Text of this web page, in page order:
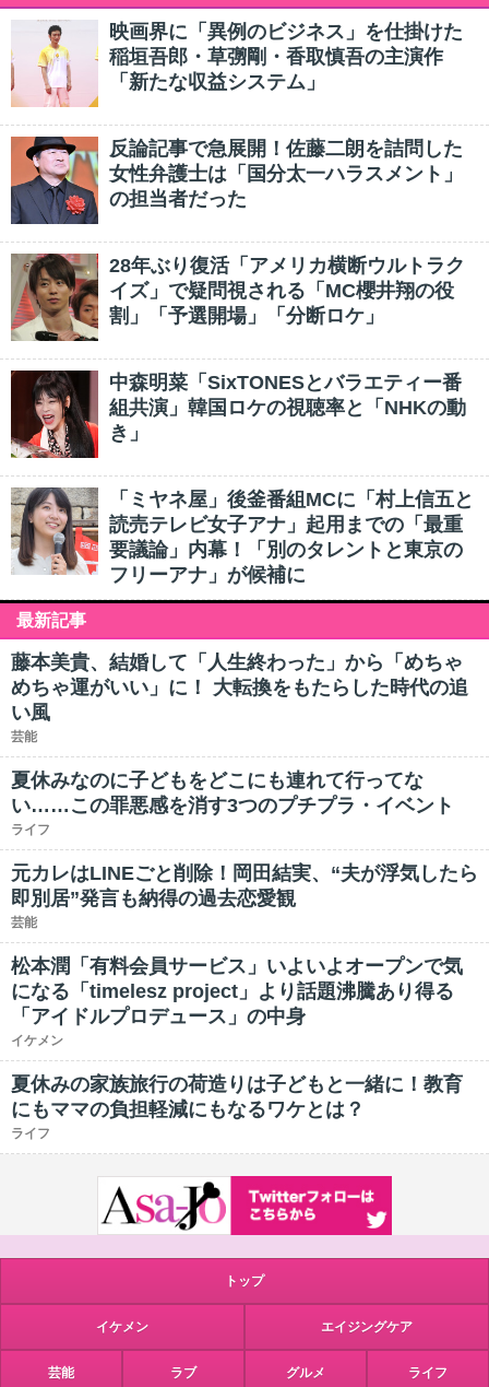
映画界に「異例のビジネス」を仕掛けた
稲垣吾郎・草彅剛・香取慎吾の主演作
「新たな収益システム」
反論記事で急展開！佐藤二朗を詰問した
女性弁護士は「国分太一ハラスメント」
の担当者だった
28年ぶり復活「アメリカ横断ウルトラク
イズ」で疑問視される「MC櫻井翔の役
割」「予選開場」「分断ロケ」
中森明菜「SixTONESとバラエティー番
組共演」韓国ロケの視聴率と「NHKの動
き」
「ミヤネ屋」後釜番組MCに「村上信五と
読売テレビ女子アナ」起用までの「最重
要議論」内幕！「別のタレントと東京の
フリーアナ」が候補に
最新記事
藤本美貴、結婚して「人生終わった」から「めちゃ
めちゃ運がいい」に！ 大転換をもたらした時代の追
い風
芸能
夏休みなのに子どもをどこにも連れて行ってな
い……この罪悪感を消す3つのプチプラ・イベント
ライフ
元カレはLINEごと削除！岡田結実、“夫が浮気したら
即別居”発言も納得の過去恋愛観
芸能
松本潤「有料会員サービス」いよいよオープンで気
になる「timelesz project」より話題沸騰あり得る
「アイドルプロデュース」の中身
イケメン
夏休みの家族旅行の荷造りは子どもと一緒に！教育
にもママの負担軽減にもなるワケとは？
ライフ
トップ
イケメン エイジングケア
芸能 ラブ グルメ ライフ